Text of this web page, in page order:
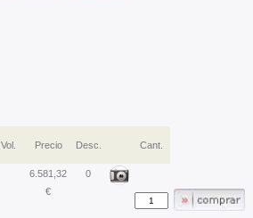
Vol. Precio Desc. Cant.
6.581,32
€
0